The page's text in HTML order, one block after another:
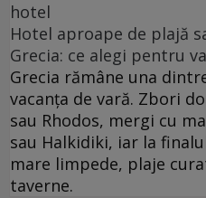
hotel
Hotel aproape de plajă
Grecia: ce alegi pentru
Grecia rămâne una
vacanța de vară. Zbori
sau Rhodos, mergi cu
sau Halkidiki, iar la
mare limpede, plaje
taverne.